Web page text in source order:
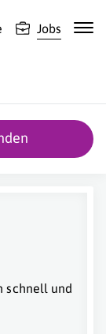
Jobs
schnell und